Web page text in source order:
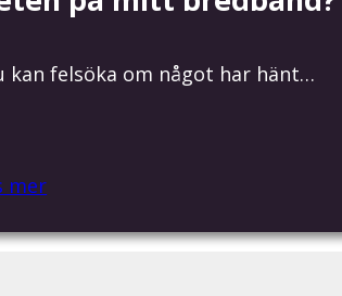
kan felsöka om något har hänt…
mer